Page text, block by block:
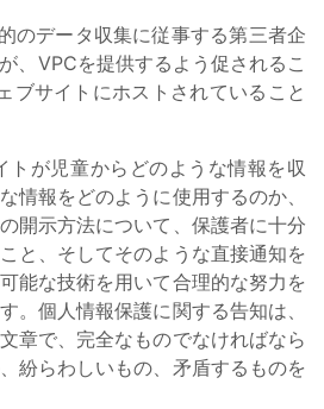
のデータ収集に従事する第三者企
、VPCを提供するよう促されるこ
ブサイトにホストされていること
トが児童からどのような情報を収
情報をどのように使用するのか、
開示方法について、保護者に十分
と、そしてそのような直接通知を
能な技術を用いて合理的な努力を
。個人情報保護に関する告知は、
章で、完全なものでなければなら
紛らわしいもの、矛盾するものを